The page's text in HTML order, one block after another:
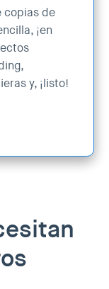
copias de
¡en
y, ¡listo!